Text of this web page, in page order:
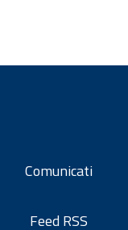
Comunicati
Feed RSS